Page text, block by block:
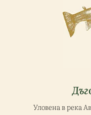
Уловена в река